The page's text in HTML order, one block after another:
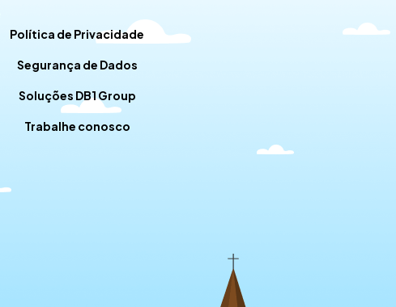
Política de Privacidade
Segurança de Dados
Soluções DB1 Group
Trabalhe conosco